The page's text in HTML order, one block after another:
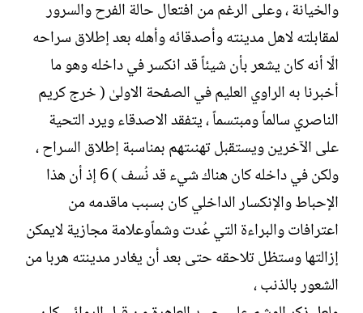
والخيانة ، وعلى الرغم من افتعال حالة الفرح والسرور
لمقابلته لاهل مدينته وأصدقائه وأهله بعد إطلاق سراحه
الّا أنه كان يشعر بأن شيئاً قد انكسر في داخله وهو ما
أخبرنا به الراوي العليم في الصفحة الاولىٰ ( خرج كريم
الناصري سالماً ومبتسماً ، يتفقد الاصدقاء ويرد التحية
على الآخرين ويستقبل تهنىتهم بمناسبة إطلاق السراح ،
ولكن في داخله كان هناك شيء قد نُسف ) 6 إذ أن هذا
الإحباط والإنكسار الداخلي كان بسبب ماقدمه من
اعترافات والبراءة التي عُدت وشماًوعلامة مجازية لايمكن
إزالتها وستظل تلاحقه حتى بعد أن يغادر مدينته هربا من
الشعور بالذنب ،